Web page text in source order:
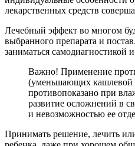
лекарственных средств
Лечебный эффект во многом
выбранного препарата и
заниматься самодиагностикой
Важно! Применение
(уменьшающих кашлевой
противопоказано при
развитие осложнений в
и невозможностью ее
Принимать решение, лечить